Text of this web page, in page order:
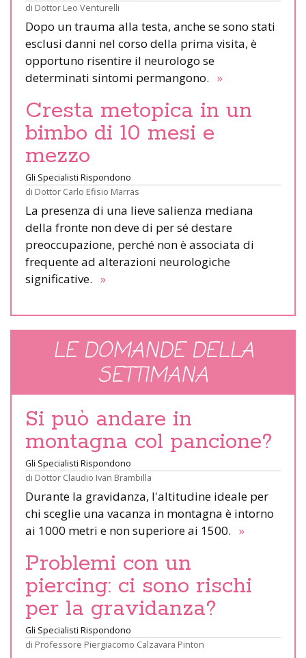
di Dottor Leo Venturelli
Dopo un trauma alla testa, anche se sono stati
esclusi danni nel corso della prima visita, è
opportuno risentire il neurologo se
determinati sintomi permangono. »
Cresta metopica in un
bimbo di 10 mesi e
mezzo
Gli Specialisti Rispondono
di Dottor Carlo Efisio Marras
La presenza di una lieve salienza mediana
della fronte non deve di per sé destare
preoccupazione, perché non è associata di
frequente ad alterazioni neurologiche
significative. »
LE DOMANDE DELLA
SETTIMANA
Si può andare in
montagna col pancione?
Gli Specialisti Rispondono
di Dottor Claudio Ivan Brambilla
Durante la gravidanza, l'altitudine ideale per
chi sceglie una vacanza in montagna è intorno
ai 1000 metri e non superiore ai 1500. »
Problemi con un
piercing: ci sono rischi
per la gravidanza?
Gli Specialisti Rispondono
di Professore Piergiacomo Calzavara Pinton